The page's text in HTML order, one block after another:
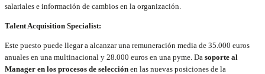
salariales e información de cambios en la organización.
Talent Acquisition Specialist:
Este puesto puede llegar a alcanzar una remuneración media de 35.000 euros
anuales en una multinacional y 28.000 euros en una pyme. Da soporte al
Manager en los procesos de selección en las nuevas posiciones de la